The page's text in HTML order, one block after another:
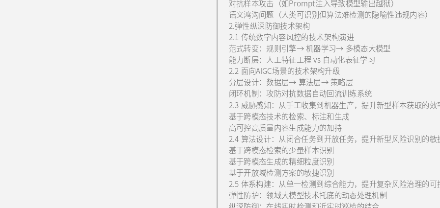
对抗样本攻击（如Prompt注入导致模型输出越狱）
语义鸿沟问题（人类可识别但算法难检测的隐喻性违规内容）
2.弹性纵深防御技术架构
2.1 传统数字内容风控的技术架构演进
范式转变：规则引擎→ 机器学习→ 多模态大模型
能力断层：人工特征工程 vs 自动化表征学习
2.2 面向AIGC场景的技术架构升级
分层设计：数据层→ 算法层→ 策略层
闭环机制：攻防对抗数据自动回流训练系统
2.3 威胁感知：从手工收集到机器生产，提升新型样本获取的效
基于跨模态技术的检索、标注和生成
高可控高质量内容生成能力的加持
2.4 算法设计：从闭合任务到开放任务，提升新型风险识别的敏
基于跨模态检索的少量样本识别
基于跨模态生成的精细粒度识别
基于开放域检测方案的敏捷识别
2.5 体系构建：从单一检测到综合能力，提升复杂风险治理的可
弹性防护：领域大模型技术托底的动态处理机制